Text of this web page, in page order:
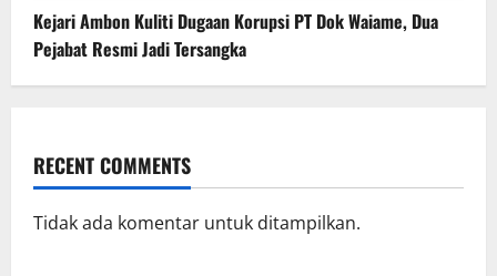
Kejari Ambon Kuliti Dugaan Korupsi PT Dok Waiame, Dua
Pejabat Resmi Jadi Tersangka
RECENT COMMENTS
Tidak ada komentar untuk ditampilkan.